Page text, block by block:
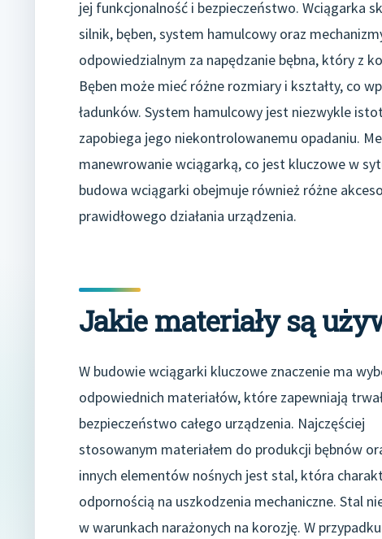
jej funkcjonalność i bezpieczeństwo. Wciągarka
silnik, bęben, system hamulcowy oraz
odpowiedzialnym za napędzanie bębna, który z
Bęben może mieć różne rozmiary i kształty, co
ładunków. System hamulcowy jest niezwykle
zapobiega jego niekontrolowanemu opadaniu.
manewrowanie wciągarką, co jest kluczowe w
budowa wciągarki obejmuje również różne
prawidłowego działania urządzenia.
Jakie materiały są
W budowie wciągarki kluczowe znaczenie ma
odpowiednich materiałów, które zapewniają
bezpieczeństwo całego urządzenia. Najczęściej
stosowanym materiałem do produkcji bębnów
innych elementów nośnych jest stal, która
odpornością na uszkodzenia mechaniczne. Stal
w warunkach narażonych na korozję. W